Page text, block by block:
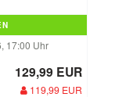
17:00 Uhr
129,99 EUR
119,99 EUR